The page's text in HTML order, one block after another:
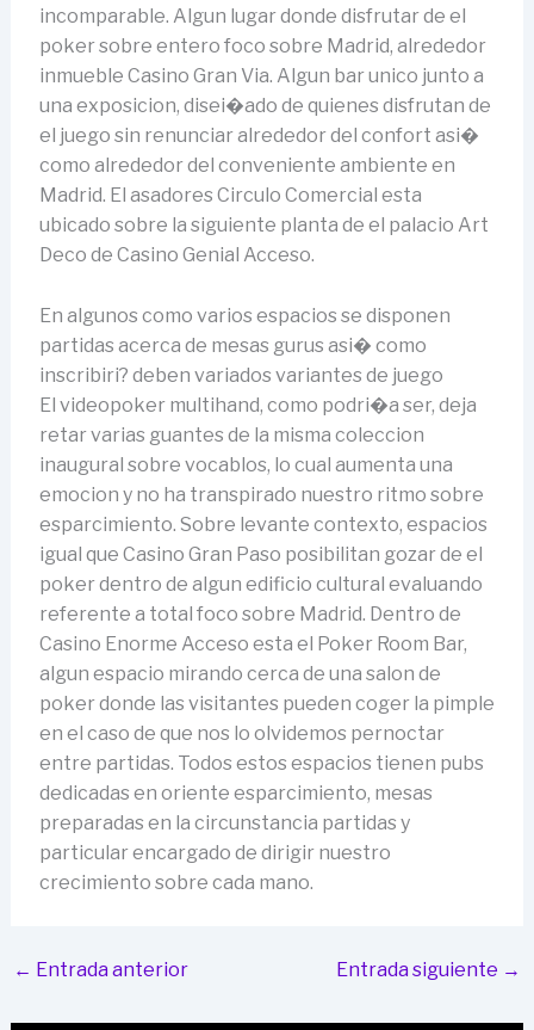
incomparable. Algun lugar donde disfrutar de el
poker sobre entero foco sobre Madrid, alrededor
inmueble Casino Gran Via. Algun bar unico junto a
una exposicion, disei�ado de quienes disfrutan de
el juego sin renunciar alrededor del confort asi�
como alrededor del conveniente ambiente en
Madrid. El asadores Circulo Comercial esta
ubicado sobre la siguiente planta de el palacio Art
Deco de Casino Genial Acceso.
En algunos como varios espacios se disponen
partidas acerca de mesas gurus asi� como
inscribiri? deben variados variantes de juego
El videopoker multihand, como podri�a ser, deja
retar varias guantes de la misma coleccion
inaugural sobre vocablos, lo cual aumenta una
emocion y no ha transpirado nuestro ritmo sobre
esparcimiento. Sobre levante contexto, espacios
igual que Casino Gran Paso posibilitan gozar de el
poker dentro de algun edificio cultural evaluando
referente a total foco sobre Madrid. Dentro de
Casino Enorme Acceso esta el Poker Room Bar,
algun espacio mirando cerca de una salon de
poker donde las visitantes pueden coger la pimple
en el caso de que nos lo olvidemos pernoctar
entre partidas. Todos estos espacios tienen pubs
dedicadas en oriente esparcimiento, mesas
preparadas en la circunstancia partidas y
particular encargado de dirigir nuestro
crecimiento sobre cada mano.
← Entrada anterior Entrada siguiente →